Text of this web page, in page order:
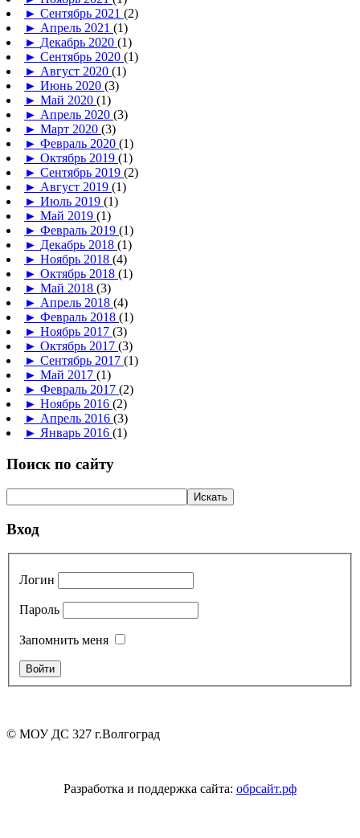
► Сентябрь 2021 (2)
► Апрель 2021 (1)
► Декабрь 2020 (1)
► Сентябрь 2020 (1)
► Август 2020 (1)
► Июнь 2020 (3)
► Май 2020 (1)
► Апрель 2020 (3)
► Март 2020 (3)
► Февраль 2020 (1)
► Октябрь 2019 (1)
► Сентябрь 2019 (2)
► Август 2019 (1)
► Июль 2019 (1)
► Май 2019 (1)
► Февраль 2019 (1)
► Декабрь 2018 (1)
► Ноябрь 2018 (4)
► Октябрь 2018 (1)
► Май 2018 (3)
► Апрель 2018 (4)
► Февраль 2018 (1)
► Ноябрь 2017 (3)
► Октябрь 2017 (3)
► Сентябрь 2017 (1)
► Май 2017 (1)
► Февраль 2017 (2)
► Ноябрь 2016 (2)
► Апрель 2016 (3)
► Январь 2016 (1)
Поиск по сайту
Вход
Логин
Пароль
Запомнить меня
© МОУ ДС 327 г.Волгоград
Разработка и поддержка сайта: обрсайт.рф